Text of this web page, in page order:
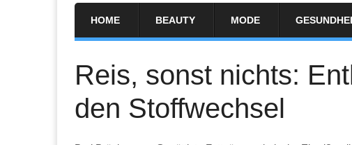
HOME BEAUTY MODE
Reis, sonst nichts:
den Stoffwechsel